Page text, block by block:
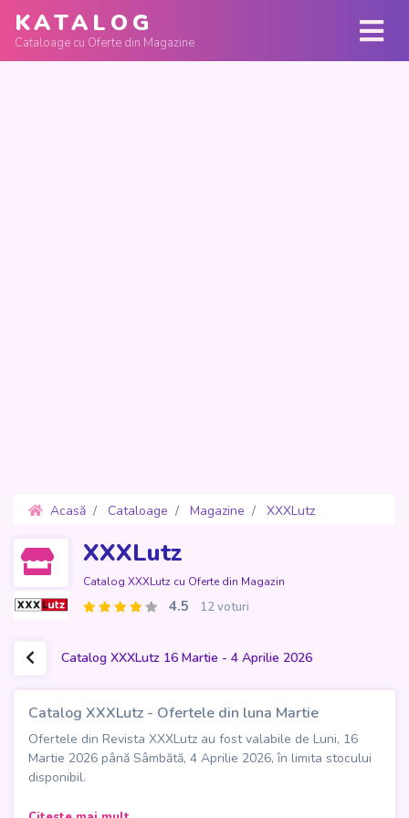
KATALOG
Cataloage cu Oferte din Magazine
Acasă Cataloage Magazine
XXXLutz
XXXLutz
Catalog XXXLutz cu Oferte din Magazin
4.5 12 voturi
Catalog XXXLutz 16 Martie - 4 Aprilie 2026
Catalog XXXLutz - Ofertele din luna Martie
Ofertele din Revista XXXLutz au fost valabile de Luni, 16
Martie 2026 până Sâmbătă, 4 Aprilie 2026, în limita stocului
disponibil.
NoulCatalog XXXLutz - Ofertele din luna Martie